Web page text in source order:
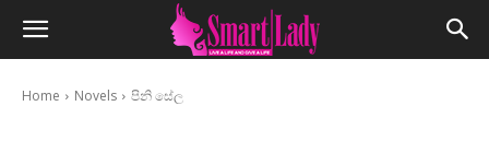
Home Novels පිනි සේල